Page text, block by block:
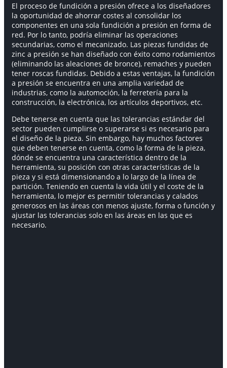
El proceso de fundición a presión ofrece a los diseñadores
la oportunidad de ahorrar costes al consolidar los
componentes en una sola fundición a presión en forma de
red. Por lo tanto, podría eliminar las operaciones
secundarias, como el mecanizado. Las piezas fundidas de
zinc a presión se han diseñado con éxito como rodamientos
(eliminando las aleaciones de bronce), remaches y pueden
tener roscas fundidas. Debido a estas ventajas, la fundición
a presión se encuentra en una amplia variedad de
industrias, como la automoción, la ferretería para la
construcción, la electrónica, los artículos deportivos, etc.
Debe tenerse en cuenta que las tolerancias estándar del
sector pueden cumplirse o superarse si es necesario para
el diseño de la pieza. Sin embargo, hay muchos factores
que deben tenerse en cuenta, como la forma de la pieza,
dónde se encuentra una característica dentro de la
herramienta, su posición con otras características de la
pieza y si está dimensionando a lo largo de la línea de
partición. Teniendo en cuenta la vida útil y el coste de la
herramienta, lo mejor es permitir tolerancias y calados
generosos en las áreas con menos ajuste, forma o función y
ajustar las tolerancias solo en las áreas en las que es
necesario.